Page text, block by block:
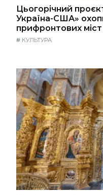
Цьогорічний
Україна-США»
прифронтових міст
# КУЛЬТУРА